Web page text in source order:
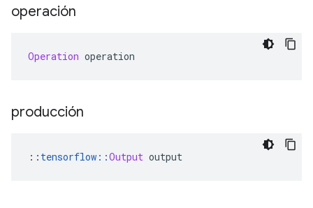
operación
Operation operation
producción
:: tensorflow ::Output output